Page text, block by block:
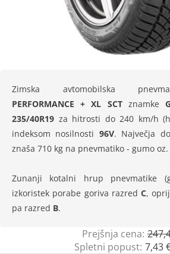
Zimska avtomobilska
PERFORMANCE + XL SCTznamke
235/40R19 za hitrosti do 240 km/h
indeksom nosilnosti 96V. Največja
znaša 710 kg na pnevmatiko - gumo oz.
Zunanji kotalni hrup pnevmatike
izkoristek porabe goriva razred C,
pa razred B.
Prejšnja cena:
Spletni popust: 7,43